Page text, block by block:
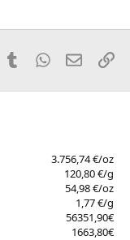
e
Tumblr WhatsApp
E-Mail
3.756,74 €/oz
120,80 €/g
54,98 €/oz
1,77 €/g
56351,90€
1663,80€